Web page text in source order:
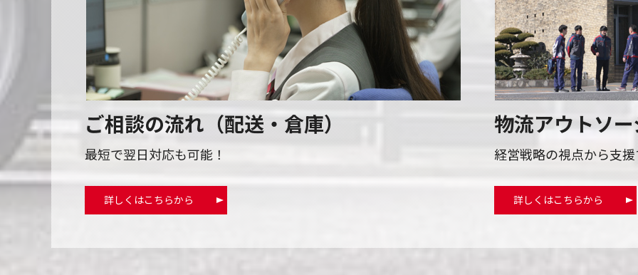
ご相談の流れ（配送・倉庫）
最短で翌日対応も可能！
詳しくはこちらから
物流アウトソ
経営戦略の視点から支
詳しくはこちらから